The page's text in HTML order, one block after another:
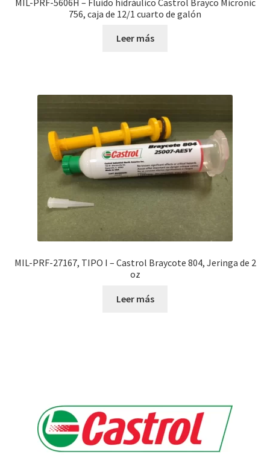
756, caja de 12/1 cuarto de galón
Leer más
MIL-PRF-27167, TIPO I – Castrol Braycote 804, Jeringa de 2
oz
Leer más